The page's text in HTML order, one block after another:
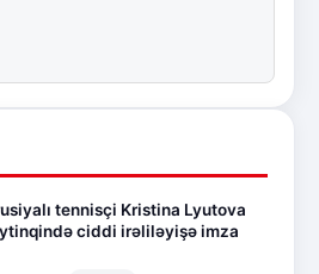
tennisçi Kristina Lyutova
ciddi irəliləyişə imza